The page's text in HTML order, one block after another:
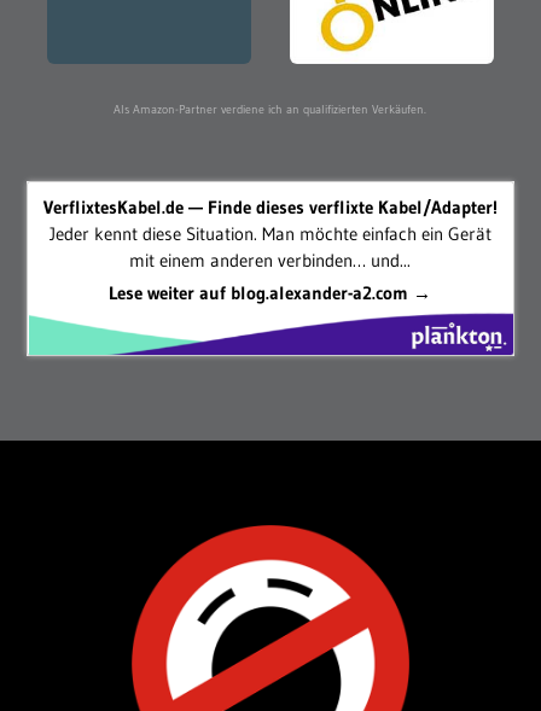
Als Amazon-Partner verdiene ich an qualifizierten Verkäufen.
VerflixtesKabel.de — Finde dieses verflixte Kabel/Adapter!
Jeder kennt diese Situation. Man möchte einfach ein Gerät
mit einem anderen verbinden… und...
Lese weiter auf blog.alexander-a2.com →